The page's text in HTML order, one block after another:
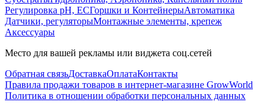
Регулировка pH, ECГоршки и КонтейнерыАвтоматика
Датчики, регуляторыМонтажные элементы, крепеж
Аксессуары
Место для вашей рекламы или виджета соц.сетей
Обратная связьДоставкаОплатаКонтакты
Правила продажи товаров в интернет-магазине GrowWorld
Политика в отношении обработки персональных данных